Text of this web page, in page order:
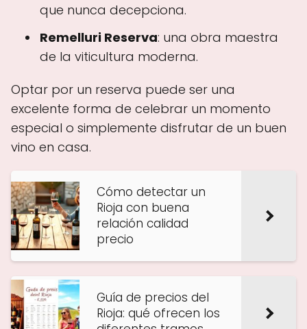
que nunca decepciona.
Remelluri Reserva: una obra maestra
de la viticultura moderna.
Optar por un reserva puede ser una
excelente forma de celebrar un momento
especial o simplemente disfrutar de un buen
vino en casa.
Cómo detectar un
Rioja con buena
relación calidad
precio
Guía de precios del
Rioja: qué ofrecen los